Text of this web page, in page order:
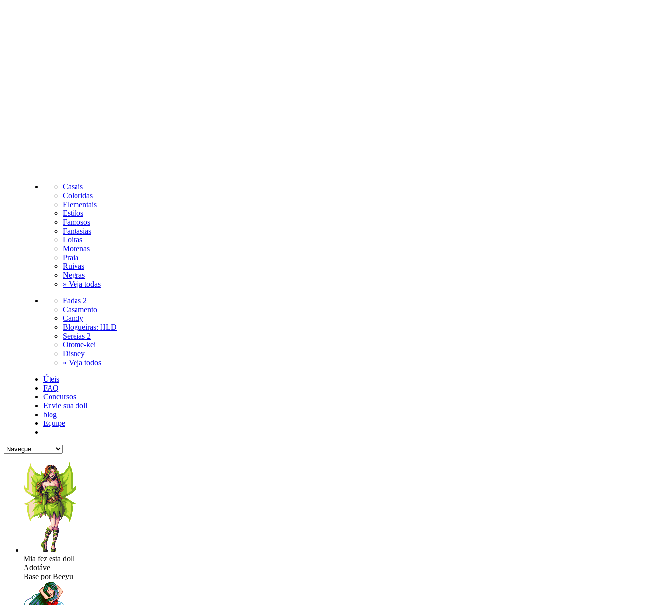
Casais
Coloridas
Elementais
Estilos
Famosos
Fantasias
Loiras
Morenas
Praia
Ruivas
Negras
» Veja todas
Fadas 2
Casamento
Candy
Blogueiras: HLD
Sereias 2
Otome-kei
Disney
» Veja todos
Úteis
FAQ
Concursos
Envie sua doll
blog
Equipe
Mia fez esta doll
Adotável
Base por Beeyu